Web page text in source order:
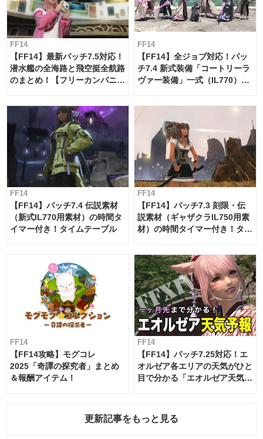
FF14
【FF14】最新パッチ7.5対応！
潜水艦の全海路と飛空挺全航路
のまとめ！【フリーカンパニ
FF14
【FF14】全ジョブ対応！パッ
チ7.4 新式装備「コートリーラ
ヴァー装備」一式（IL770）の
FF14
【FF14】パッチ7.4 伝説素材
（新式IL770用素材）の時間タ
イマー付き！タイムテーブル
FF14
【FF14】パッチ7.3 刻限・伝
説素材（ギャザクラIL750用素
材）の時間タイマー付き！タイ
FF14
【FF14攻略】モグコレ
2025「奇譚の探究者」まとめ
＆報酬アイテム！
FF14
【FF14】パッチ7.25対応！エ
オルゼア各エリアの天気がひと
目で分かる「エオルゼア天気予
更新記事をもっと見る